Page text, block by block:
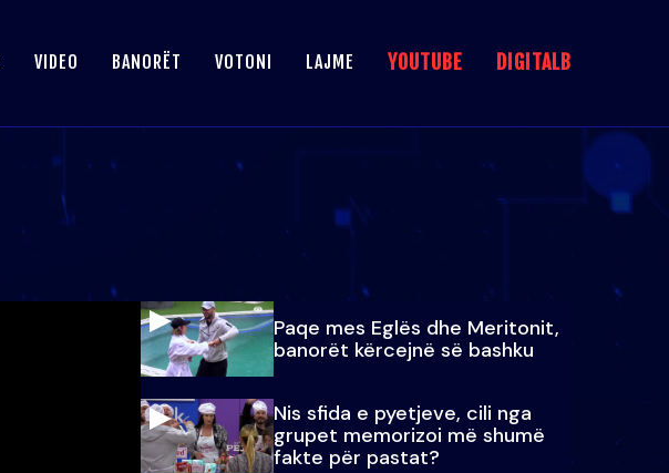
VIDEO BANORËT VOTONI LAJME YOUTUBE DIGITALB
Paqe mes Eglës dhe Meritonit,
banorët kërcejnë së bashku
Nis sfida e pyetjeve, cili nga
grupet memorizoi më shumë
fakte për pastat?